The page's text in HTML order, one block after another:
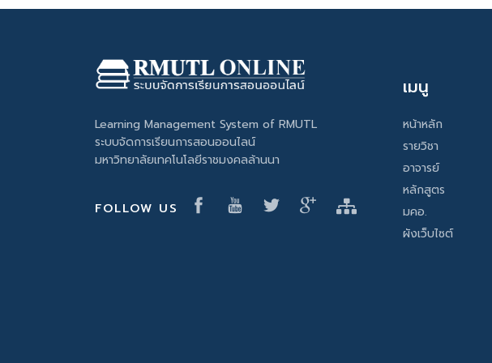
Learning Management System of RMUTL
ระบบจัดการเรียนการสอนออนไลน์
มหาวิทยาลัยเทคโนโลยีราชมงคลล้านนา
FOLLOW US
เมนู
หน้าหลัก
รายวิชา
อาจารย์
หลักสูตร
มคอ.
ผังเว็บไซต์